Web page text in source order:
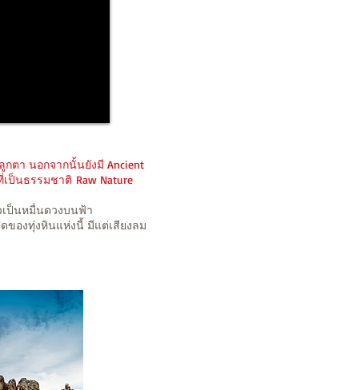
ตา นอกจากนั้นยังมี Ancient
ป็นธรรมชาติ Raw Nature
เป็นหมื่นดวงบนฟ้า
ดของทุ่งหินแห่งนี้ มีแต่เสียงลม